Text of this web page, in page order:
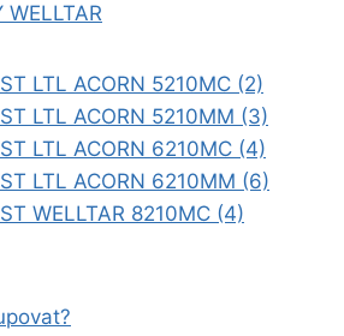
WELLTAR
LTL ACORN 5210MC (2)
LTL ACORN 5210MM (3)
LTL ACORN 6210MC (4)
LTL ACORN 6210MM (6)
WELLTAR 8210MC (4)